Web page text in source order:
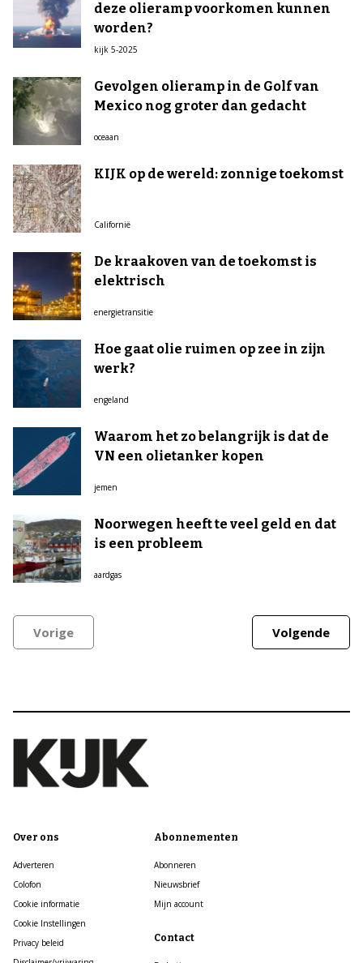
deze olieramp voorkomen kunnen
worden?
kijk 5-2025
Gevolgen olieramp in de Golf van
Mexico nog groter dan gedacht
oceaan
KIJK op de wereld: zonnige toekomst
Californië
De kraakoven van de toekomst is
elektrisch
energietransitie
Hoe gaat olie ruimen op zee in zijn
werk?
engeland
Waarom het zo belangrijk is dat de
VN een olietanker kopen
jemen
Noorwegen heeft te veel geld en dat
is een probleem
aardgas
Vorige Volgende
Over ons
Adverteren
Colofon
Cookie informatie
Cookie Instellingen
Privacy beleid
Abonnementen
Abonneren
Nieuwsbrief
Mijn account
Contact